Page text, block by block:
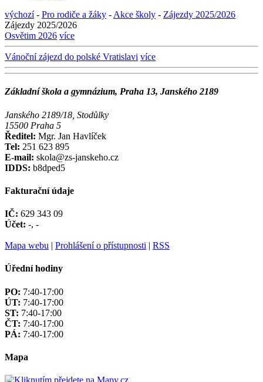
výchozí- Pro rodiče a žáky - Akce školy - Zájezdy 2025/2026
Zájezdy 2025/2026
Osvětim 2026 více
Vánoční zájezd do polské Vratislavi více
Základní škola a gymnázium, Praha 13, Janského 2189
Janského 2189/18, Stodůlky
15500 Praha 5
Ředitel: Mgr. Jan Havlíček
Tel: 251 623 895
E-mail: skola@zs-janskeho.cz
IDDS: b8dped5
Fakturační údaje
IČ: 629 343 09
Účet: -, -
Mapa webu | Prohlášení o přístupnosti | RSS
Úřední hodiny
PO: 7:40-17:00
ÚT: 7:40-17:00
ST: 7:40-17:00
ČT: 7:40-17:00
PÁ: 7:40-17:00
Mapa